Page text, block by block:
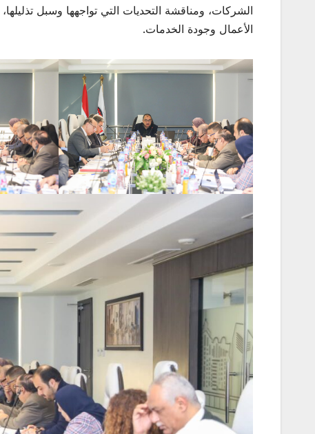
الشركات، ومناقشة التحديات التي تواجهها وسبل
الأعمال وجودة الخدمات.